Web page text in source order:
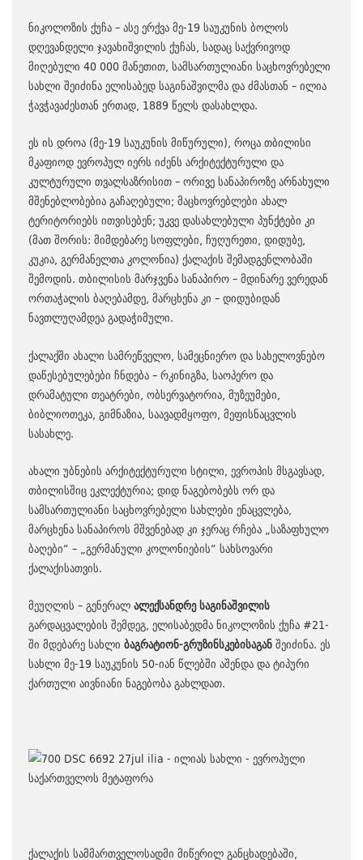
ნიკოლოზის ქუჩა – ასე ერქვა მე-19 საუკუნის ბოლოს
დღევანდელი ჯავახიშვილის ქუჩას, სადაც საქვრივოდ
მიღებული 40 000 მანეთით, სამსართულიანი საცხოვრებელი
სახლი შეიძინა ელისაბედ საგინაშვილმა და ძმასთან – ილია
ჭავჭავაძესთან ერთად, 1889 წელს დასახლდა.
ეს ის დროა (მე-19 საუკუნის მიწურული), როცა თბილისი
მკაფიოდ ევროპულ იერს იძენს არქიტექტურული და
კულტურული თვალსაზრისით – ორივე სანაპიროზე არნახული
მშენებლობებია გაჩაღებული; მაცხოვრებლები ახალ
ტერიტორიებს ითვისებენ; უკვე დასახლებული პუნქტები კი
(მათ შორის: მიმდებარე სოფლები, ჩუღურეთი, დიდუბე,
კუკია, გერმანელთა კოლონია) ქალაქის შემადგენლობაში
შემოდის. თბილისის მარჯვენა სანაპირო – მდინარე ვერედან
ორთაჭალის ბაღებამდე, მარცხენა კი – დიდუბიდან
ნავთლუღამდეა გადაჭიმული.
ქალაქში ახალი სამრეწველო, სამეცნიერო და სახელოვნებო
დაწესებულებები ჩნდება – რკინიგზა, საოპერო და
დრამატული თეატრები, ობსერვატორია, მუზეუმები,
ბიბლიოთეკა, გიმნაზია, საავადმყოფო, მეფისნაცვლის
სასახლე.
ახალი უბნების არქიტექტურული სტილი, ევროპის მსგავსად,
თბილისშიც ეკლექტურია; დიდ ნაგებობებს ორ და
სამსართულიანი საცხოვრებელი სახლები ენაცვლება,
მარცხენა სანაპიროს მშვენებად კი ჯერაც რჩება „საზაფხულო
ბაღები“ – „გერმანული კოლონიების“ სახსოვარი
ქალაქისათვის.
მეუღლის – გენერალალექსანდრე საგინაშვილის
გარდაცვალების შემდეგ, ელისაბედმა ნიკოლოზის ქუჩა #21-
ში მდებარე სახლი ბაგრატიონ-გრუზინსკებისაგანშეიძინა. ეს
სახლი მე-19 საუკუნის 50-იან წლებში აშენდა და ტიპური
ქართული აივნიანი ნაგებობა გახლდათ.
ქალაქის სამმართველოსადმი მიწერილ განცხადებაში,